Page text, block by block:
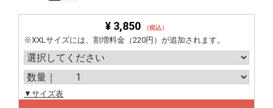
¥ 3,850 （税込）
※XXLサイズには、割増料金（220円）が追加されます。
▼サイズ表